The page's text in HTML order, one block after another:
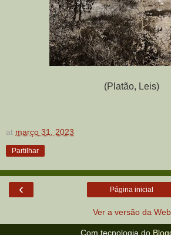
(Platão, Leis)
at março 31, 2023
Partilhar
‹ Página inicial
Ver a versão da Web
Com tecnologia do